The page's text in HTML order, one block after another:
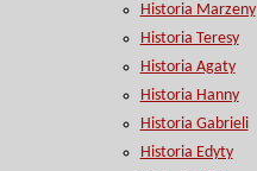
Historia Marzeny
Historia Teresy
Historia Agaty
Historia Hanny
Historia Gabrieli
Historia Edyty